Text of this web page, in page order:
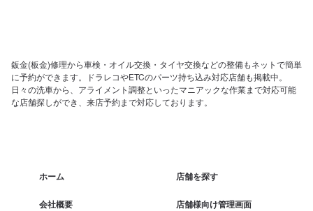
鈑金(板金)修理から車検・オイル交換・タイヤ交換などの整備もネットで簡単
に予約ができます。ドラレコやETCのパーツ持ち込み対応店舗も掲載中。
日々の洗車から、アライメント調整といったマニアックな作業まで対応可能
な店舗探しができ、来店予約まで対応しております。
ホーム 店舗を探す
会社概要 店舗様向け管理画面